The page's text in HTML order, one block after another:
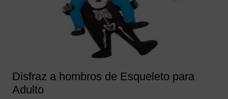
Disfraz a hombros de Esqueleto para
Adulto